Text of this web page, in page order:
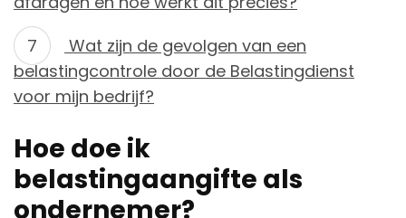
Wat zijn de gevolgen van een
belastingcontrole door de Belastingdienst
voor mijn bedrijf?
Hoe doe ik
belastingaangifte als
ondernemer?